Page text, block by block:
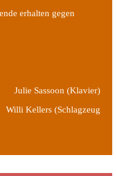
erhalten gegen
Julie Sassoon (Klavier)
Willi Kellers (Schlagzeug